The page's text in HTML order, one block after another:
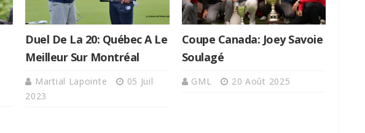
Duel De La 20: Québec A Le
Meilleur Sur Montréal
Martial Lapointe
05 Juil
2023
Coupe Canada: Joey Savoie
Soulagé
GML 20 Août 2025